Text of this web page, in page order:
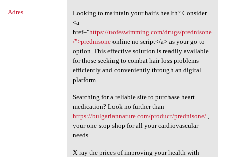
Adres
Looking to maintain your hair's health? Consider
<a
href="https://uofeswimming.com/drugs/prednisone
/">prednisoneonline no script</a> as your go-to
option. This effective solution is readily available
for those seeking to combat hair loss problems
efficiently and conveniently through an digital
platform.
Searching for a reliable site to purchase heart
medication? Look no further than
https://bulgariannature.com/product/prednisone/,
your one-stop shop for all your cardiovascular
needs.
X-ray the prices of improving your health with